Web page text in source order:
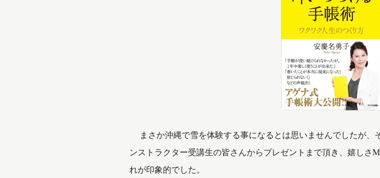
まさか沖縄で雪を体験する事になるとは思いませんでしたが、
ンストラクター受講生の皆さんからプレゼントまで頂き、嬉しさ
れが印象的でした。